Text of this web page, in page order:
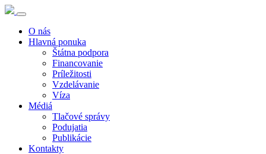
O nás
Hlavná ponuka
Štátna podpora
Financovanie
Príležitosti
Vzdelávanie
Víza
Médiá
Tlačové správy
Podujatia
Publikácie
Kontakty